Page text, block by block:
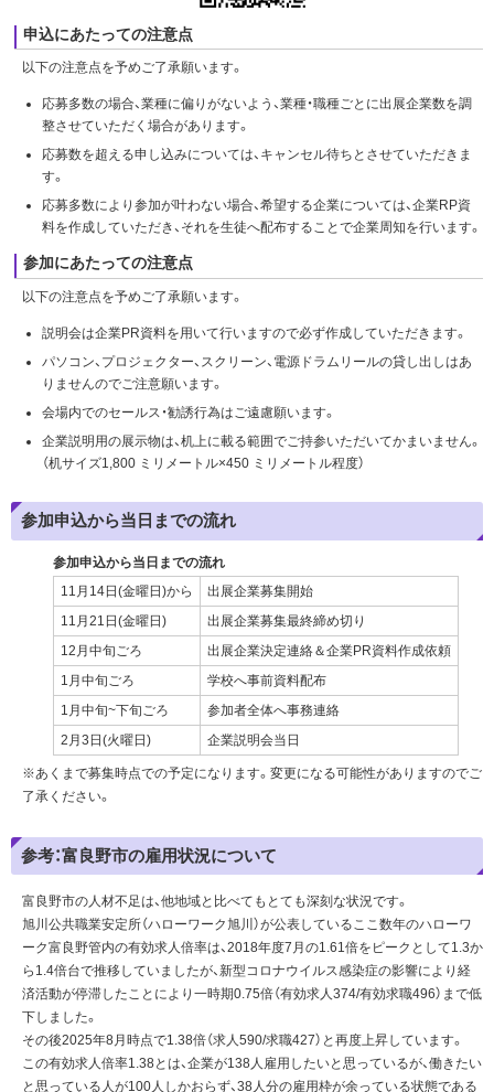
申込にあたっての注意点
以下の注意点を予めご了承願います。
応募多数の場合、業種に偏りがないよう、業種・職種ごとに出展企業数を調
整させていただく場合があります。
応募数を超える申し込みについては、キャンセル待ちとさせていただきま
す。
応募多数により参加が叶わない場合、希望する企業については、企業RP資
料を作成していただき、それを生徒へ配布することで企業周知を行います。
参加にあたっての注意点
以下の注意点を予めご了承願います。
説明会は企業PR資料を用いて行いますので必ず作成していただきます。
パソコン、プロジェクター、スクリーン、電源ドラムリールの貸し出しはあ
りませんのでご注意願います。
会場内でのセールス・勧誘行為はご遠慮願います。
企業説明用の展示物は、机上に載る範囲でご持参いただいてかまいません。
（机サイズ1,800 ミリメートル×450 ミリメートル程度）
参加申込から当日までの流れ
参加申込から当日までの流れ
11月14日(金曜日)から
出展企業募集開始
11月21日(金曜日)
出展企業募集最終締め切り
12月中旬ごろ
出展企業決定連絡＆企業PR資料作成依頼
1月中旬ごろ
学校へ事前資料配布
1月中旬~下旬ごろ
参加者全体へ事務連絡
2月3日(火曜日)
企業説明会当日
※あくまで募集時点での予定になります。変更になる可能性がありますのでご
了承ください。
参考：富良野市の雇用状況について
富良野市の人材不足は、他地域と比べてもとても深刻な状況です。
旭川公共職業安定所（ハローワーク旭川）が公表しているここ数年のハローワ
ーク富良野管内の有効求人倍率は、2018年度7月の1.61倍をピークとして1.3か
ら1.4倍台で推移していましたが、新型コロナウイルス感染症の影響により経
済活動が停滞したことにより一時期0.75倍（有効求人374/有効求職496）まで低
下しました。
その後2025年8月時点で1.38倍（求人590/求職427）と再度上昇しています。
この有効求人倍率1.38とは、企業が138人雇用したいと思っているが、働きたい
と思っている人が100人しかおらず、38人分の雇用枠が余っている状態である